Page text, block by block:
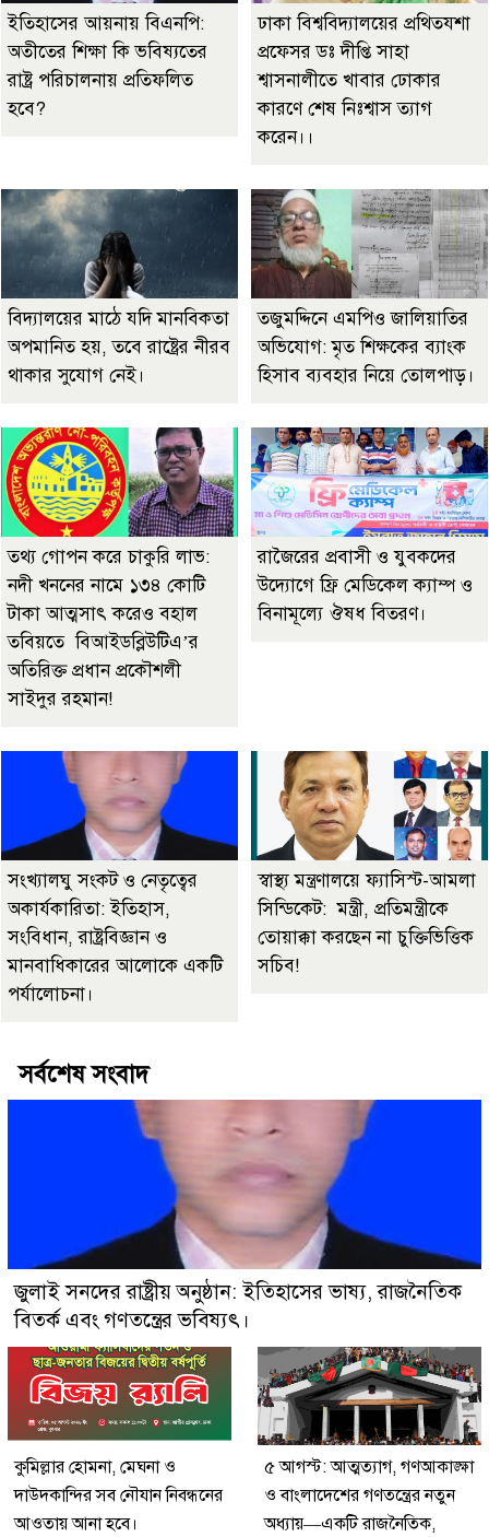
ইতিহাসের আয়নায় বিএনপি:
অতীতের শিক্ষা কি ভবিষ্যতের
রাষ্ট্র পরিচালনায় প্রতিফলিত
হবে?
ঢাকা বিশ্ববিদ্যালয়ের প্রথিতযশা
প্রফেসর ডঃ দীপ্তি সাহা
শ্বাসনালীতে খাবার ঢোকার
কারণে শেষ নিঃশ্বাস ত্যাগ
করেন।।
বিদ্যালয়ের মাঠে যদি মানবিকতা
অপমানিত হয়, তবে রাষ্ট্রের নীরব
থাকার সুযোগ নেই।
তজুমদ্দিনে এমপিও জালিয়াতির
অভিযোগ: মৃত শিক্ষকের ব্যাংক
হিসাব ব্যবহার নিয়ে তোলপাড়।
তথ্য গোপন করে চাকুরি লাভ:
নদী খননের নামে ১৩৪ কোটি
টাকা আত্মসাৎ করেও বহাল
তবিয়তে বিআইডব্লিউটিএ’র
অতিরিক্ত প্রধান প্রকৌশলী
সাইদুর রহমান!
রাজৈরের‌ প্রবাসী ও যুবকদের
উদ্যোগে ফ্রি মেডিকেল ক্যাম্প ও
বিনামূল্যে ঔষধ বিতরণ।
সংখ্যালঘু সংকট ও নেতৃত্বের
অকার্যকারিতা: ইতিহাস,
সংবিধান, রাষ্ট্রবিজ্ঞান ও
মানবাধিকারের আলোকে একটি
পর্যালোচনা।
স্বাস্থ্য মন্ত্রণালয়ে ফ্যাসিস্ট-আমলা
সিন্ডিকেট: মন্ত্রী, প্রতিমন্ত্রীকে
তোয়াক্কা করছেন না চুক্তিভিত্তিক
সচিব!
সর্বশেষ সংবাদ
জুলাই সনদের রাষ্ট্রীয় অনুষ্ঠান: ইতিহাসের ভাষ্য, রাজনৈতিক
বিতর্ক এবং গণতন্ত্রের ভবিষ্যৎ।
কুমিল্লার হোমনা, মেঘনা ও
দাউদকান্দির সব নৌযান নিবন্ধনের
আওতায় আনা হবে।
৫ আগস্ট: আত্মত্যাগ, গণআকাঙ্ক্ষা
ও বাংলাদেশের গণতন্ত্রের নতুন
অধ্যায়—একটি রাজনৈতিক,